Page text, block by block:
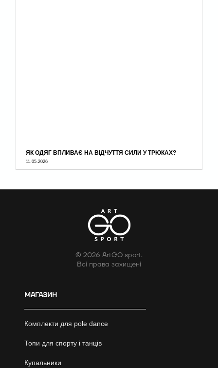
ЯК ОДЯГ ВПЛИВАЄ НА ВІДЧУТТЯ СИЛИ У ТРЮКАХ?
11.05.2026
© 2026 ArtGO sport.
Всі права захищені
МАГАЗИН
Комплекти для pole dance
Топи для спорту і танців
Купальники